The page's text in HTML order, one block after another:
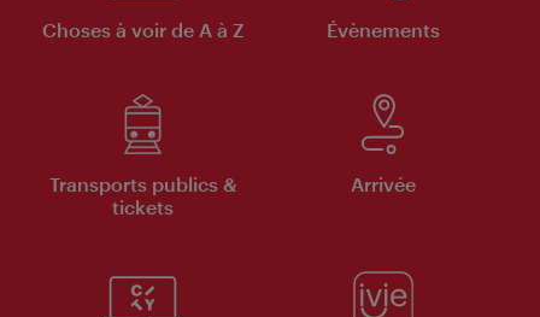
Choses à voir de A à Z Évènements
Transports publics &
tickets
Arrivée